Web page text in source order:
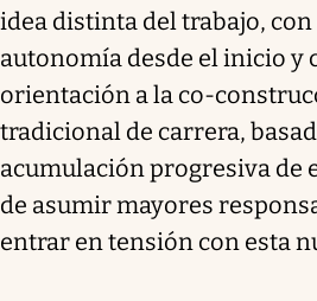
idea distinta del trabajo, con
autonomía desde el inicio y
orientación a la co-
tradicional de carrera,
acumulación progresiva de
de asumir mayores
entrar en tensión con esta